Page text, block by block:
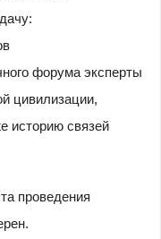
форума эксперты
цивилизации,
историю связей
проведения